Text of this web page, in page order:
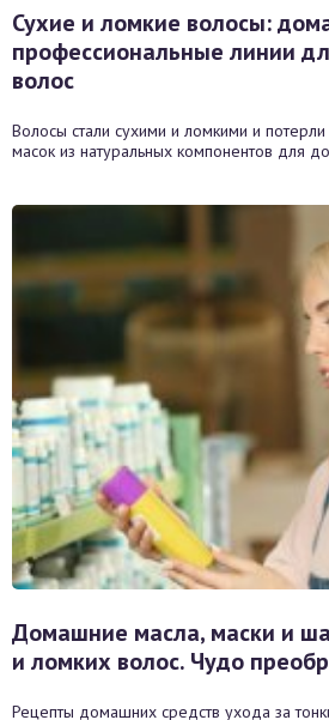
Сухие и ломкие волосы:
профессиональные линии
волос
Волосы стали сухими и ломкими и
масок из натуральных компонентов для
Домашние масла, маски и
и ломких волос. Чудо
Рецепты домашних средств ухода за